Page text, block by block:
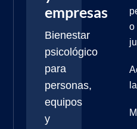
empresas
Bienestar
psicológico
para
personas,
equipos
y
o